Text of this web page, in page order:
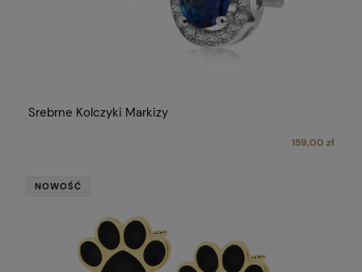
Srebrne Kolczyki Markizy
159,00 zł
NOWOŚĆ